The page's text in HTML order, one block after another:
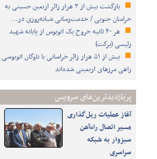
بازگشت بیش از ۳ هزار زائر اربعین حسینی به
خراسان جنوبی / خدمت‌رسانی شبانه‌روزی در…
هر ۴۰ ثانیه خروج یک اتوبوس از پایانه شهید
رئیسی (برکت)
بیش از ۵۱ هزار زائر خراسانی با ناوگان اتوبوسی
راهی مرزهای اربعینی شده‌اند
پربازدیدترین‌های سرویس
آغاز عملیات ریل‌گذاری
مسیر اتصال راه‌آهن
سبزوار به شبکه
سراسری